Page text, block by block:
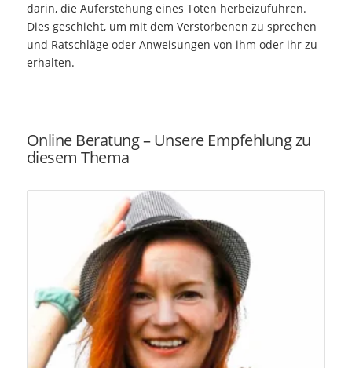
darin, die Auferstehung eines Toten herbeizuführen.
Dies geschieht, um mit dem Verstorbenen zu sprechen
und Ratschläge oder Anweisungen von ihm oder ihr zu
erhalten.
Online Beratung – Unsere Empfehlung zu
diesem Thema